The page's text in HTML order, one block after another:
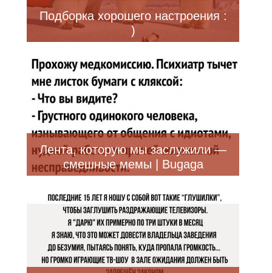
Подборка хорошего настроения :
)
Лента, которую мы заслужили —
смешные мемы | Bugaga